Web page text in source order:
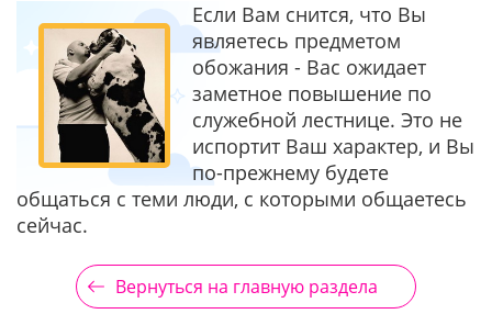
Если Вам снится, что Вы
являетесь предметом
обожания - Вас ожидает
заметное повышение по
служебной лестнице. Это не
испортит Ваш характер, и Вы
по-прежнему будете
общаться с теми люди, с которыми общаетесь
сейчас.
Вернуться на главную раздела